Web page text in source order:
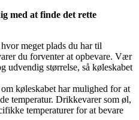
med at finde det rette
meget plads du har til
du forventer at opbevare. Vær
udvendig størrelse, så køleskabet
køleskabet har mulighed for at
temperatur. Drikkevarer som øl,
temperaturer for at bevare